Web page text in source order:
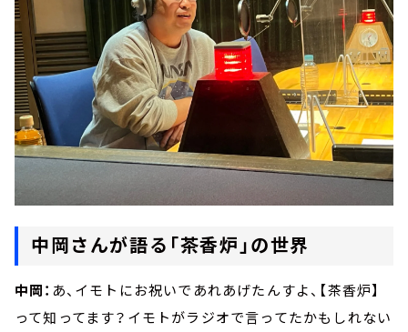
中岡さんが語る「茶香炉」の世界
中岡： あ、イモトにお祝いであれあげたんすよ、【茶香炉】
って知ってます？イモトがラジオで言ってたかもしれない